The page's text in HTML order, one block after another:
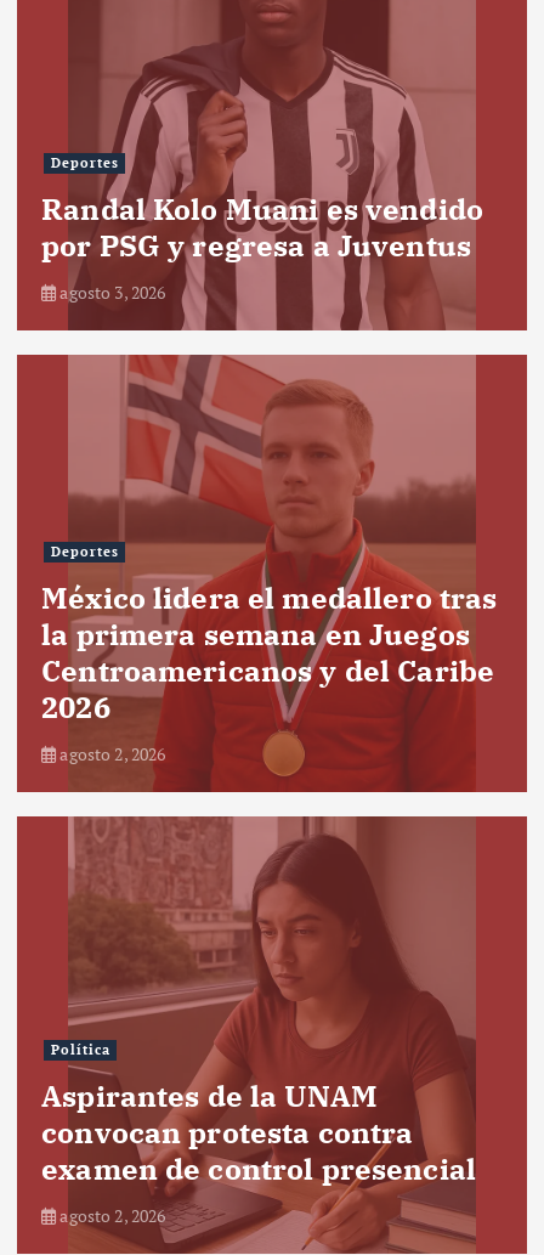
Deportes
Randal Kolo Muani es vendido
por PSG y regresa a Juventus
agosto 3, 2026
Deportes
México lidera el medallero tras
la primera semana en Juegos
Centroamericanos y del Caribe
2026
agosto 2, 2026
Política
Aspirantes de la UNAM
convocan protesta contra
examen de control presencial
agosto 2, 2026